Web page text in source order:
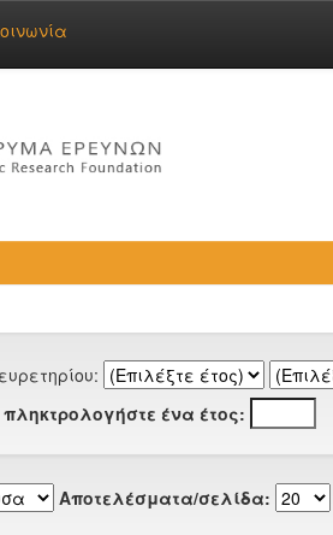
ένα έτος:
Αποτελέσματα/σελίδα: